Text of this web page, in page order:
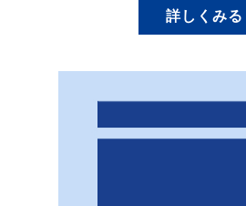
詳しくみる